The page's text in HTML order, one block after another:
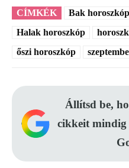
CÍMKÉK Bak horoszkóp
Halak horoszkóp
őszi horoszkóp
Állítsd be,
cikkeit mindig